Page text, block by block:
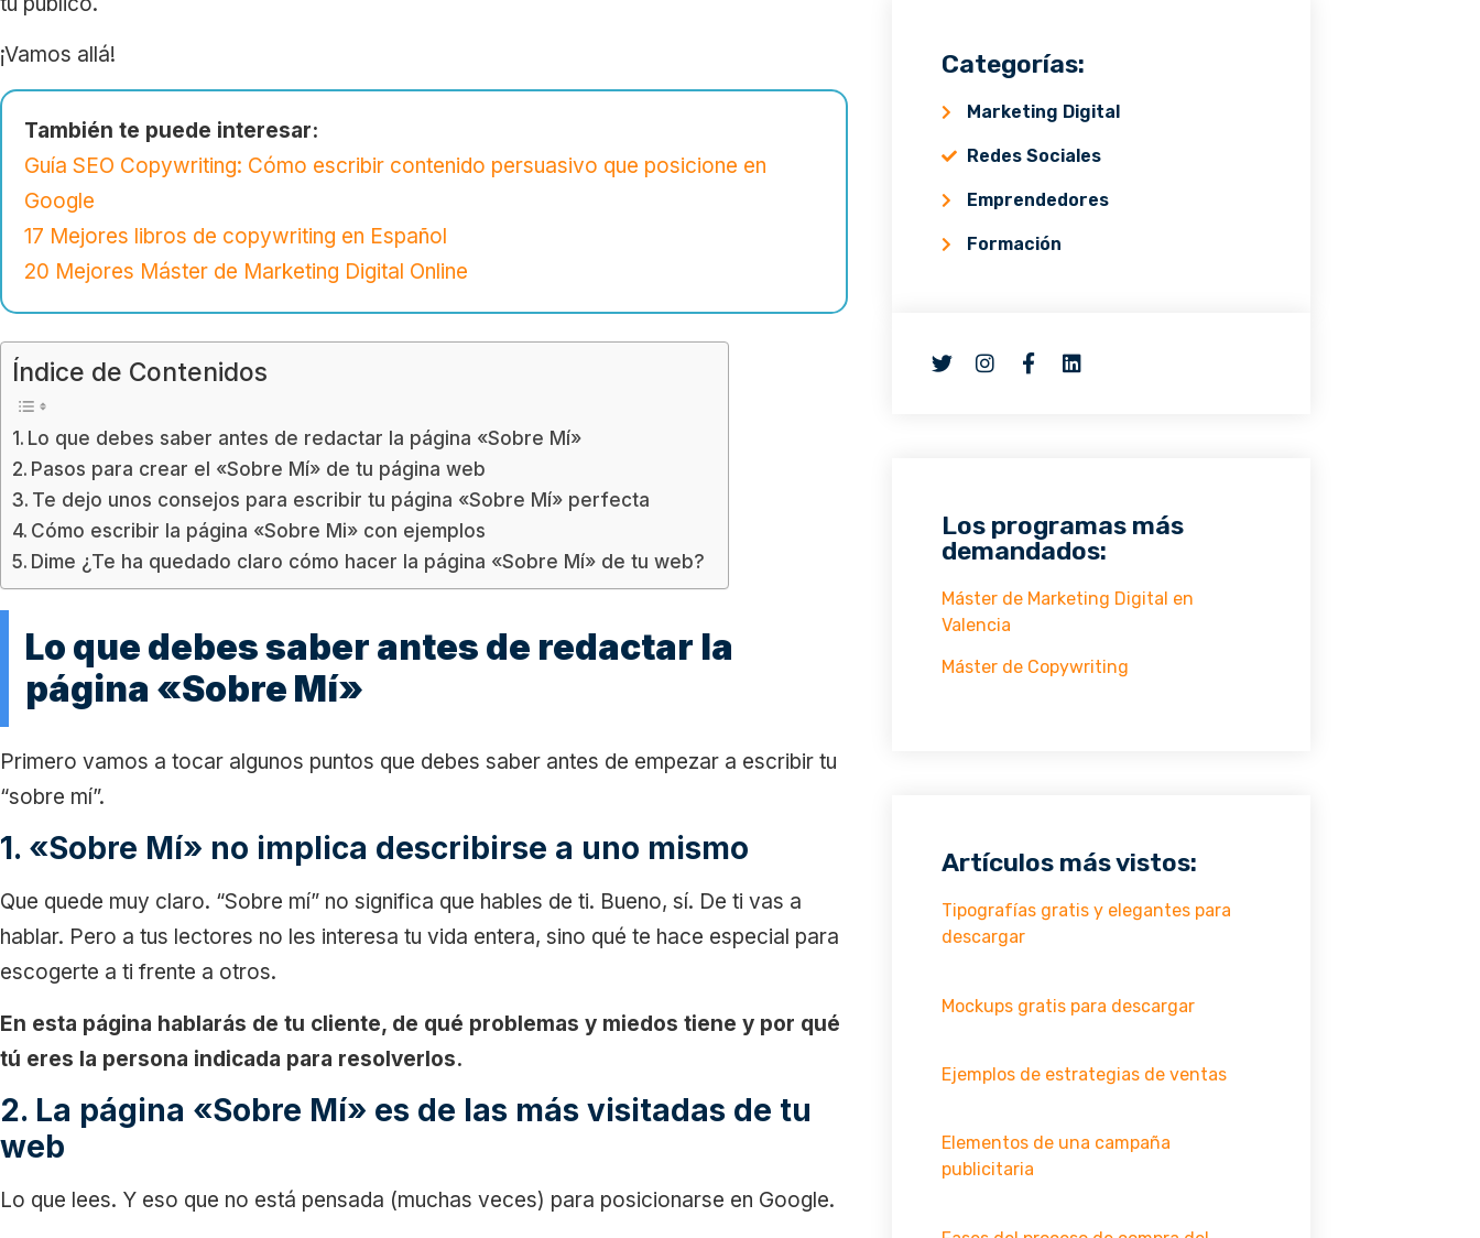
¡Vamos allá!
También te puede interesar:
Guía SEO Copywriting: Cómo escribir contenido persuasivo que posicione en
Google
17 Mejores libros de copywriting en Español
20 Mejores Máster de Marketing Digital Online
Índice de Contenidos
Lo que debes saber antes de redactar la página «Sobre Mí»
Pasos para crear el «Sobre Mí» de tu página web
Te dejo unos consejos para escribir tu página «Sobre Mí» perfecta
Cómo escribir la página «Sobre Mi» con ejemplos
Dime ¿Te ha quedado claro cómo hacer la página «Sobre Mí» de tu web?
Lo que debes saber antes de redactar la
página «Sobre Mí»
Primero vamos a tocar algunos puntos que debes saber antes de empezar a escribir tu
“sobre mí”.
1. «Sobre Mí» no implica describirse a uno mismo
Que quede muy claro. “Sobre mí” no significa que hables de ti. Bueno, sí. De ti vas a
hablar. Pero a tus lectores no les interesa tu vida entera, sino qué te hace especial para
escogerte a ti frente a otros.
En esta página hablarás de tu cliente, de qué problemas y miedos tiene y por qué
tú eres la persona indicada para resolverlos.
2. La página «Sobre Mí» es de las más visitadas de tu
web
Lo que lees. Y eso que no está pensada (muchas veces) para posicionarse en Google.
Categorías:
Marketing Digital
Redes Sociales
Emprendedores
Formación
Los programas más
demandados:
Máster de Marketing Digital en
Valencia
Máster de Copywriting
Artículos más vistos:
Tipografías gratis y elegantes para
descargar
Mockups gratis para descargar
Ejemplos de estrategias de ventas
Elementos de una campaña
publicitaria